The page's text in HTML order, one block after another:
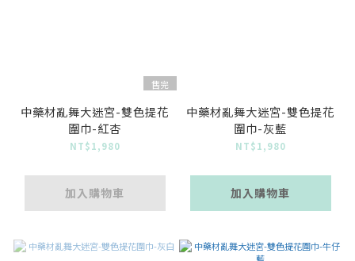
售完
中藥材亂舞大迷宮-雙色提花
圍巾-紅杏
NT$1,980
加入購物車
中藥材亂舞大迷宮-雙色提花
圍巾-灰藍
NT$1,980
加入購物車